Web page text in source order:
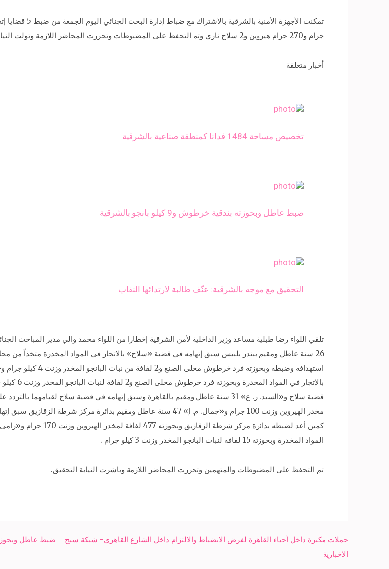
جرام و270 جرام هيروين و2 سلاح ناري وتم التحفظ على المضبوطات وتحررت المحاضر اللازمة وتولت النيابة التحقيقات
أخبار متعلقة
تخصيص مساحة 1484 فدانا كمنطقة صناعية بالشرقية
ضبط عاطل وبحوزته بندقية خرطوش و9 كيلو بانجو بالشرقية
التحقيق مع موجه بالشرقية: عنّف طالبة لارتدائها النقاب
تلقي اللواء رضا طبلية مساعد وزير الداخلية لأمن الشرقية إخطارا من اللواء محمد والي مدير المباحث
26 سنة عاطل ومقيم ببندر بلبيس سبق إتهامه في قضية «سلاح» بالاتجار في المواد المخدرة متخذاً من
قضية سلاح و«السيد. ر. ع» 31 سنة عاطل ومقيم بالقاهرة وسبق إتهامه في قضية سلاح
مخدر الهيروين وزنت 100 جرام و«جمال. م. إ» 47 سنة عاطل ومقيم بدائرة
المواد المخدرة وبحوزته 15 لفافه لنبات البانجو المخدر وزنت 3 كيلو جرام .
تم التحفظ على المضبوطات والمتهمين وتحررت المحاضر اللازمة وباشرت النيابة التحقيق.
Post
navigation
ضبط عاطل وبحوزته بندقية خرطوش و9
حملات مكبرة داخل أحياء القاهرة لفرض الانضباط والالتزام داخل الشارع القاهري- شبكة سبح
الاخبارية